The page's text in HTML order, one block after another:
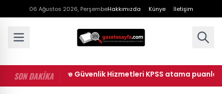
06 Ağustos 2026, PerşembeHakkımızda Künye İletişim
SON DAKİKA
• Ceza İnfaz ve Güvenlik Hizmetleri KPSS atama puanları: